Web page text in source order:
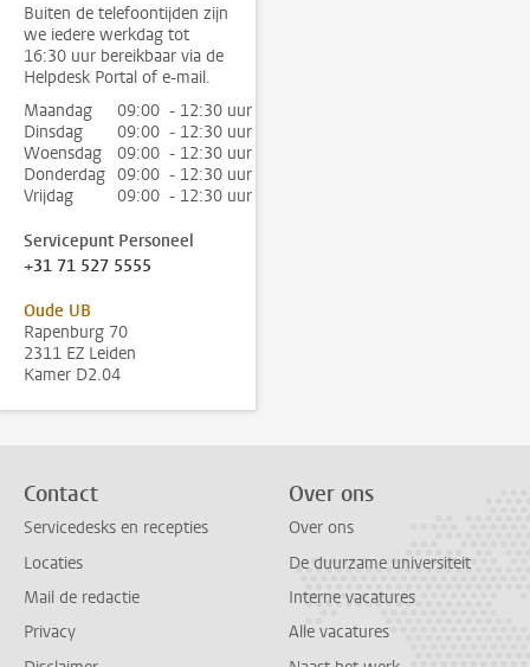
Buiten de telefoontijden zijn
we iedere werkdag tot
16:30 uur bereikbaar via de
Helpdesk Portal of e-mail.
Maandag
09:00 - 12:30 uur
Dinsdag
09:00 - 12:30 uur
Woensdag
09:00 - 12:30 uur
Donderdag 09:00 - 12:30 uur
Vrijdag
09:00 - 12:30 uur
Servicepunt Personeel
+31 71 527 5555
Oude UB
Rapenburg 70
2311 EZ Leiden
Kamer D2.04
Contact
Servicedesks en recepties
Locaties
Mail de redactie
Privacy
Over ons
Over ons
De duurzame universiteit
Interne vacatures
Alle vacatures